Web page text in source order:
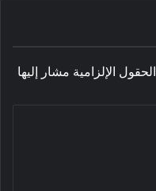
الحقول الإلزامية مشار إليها